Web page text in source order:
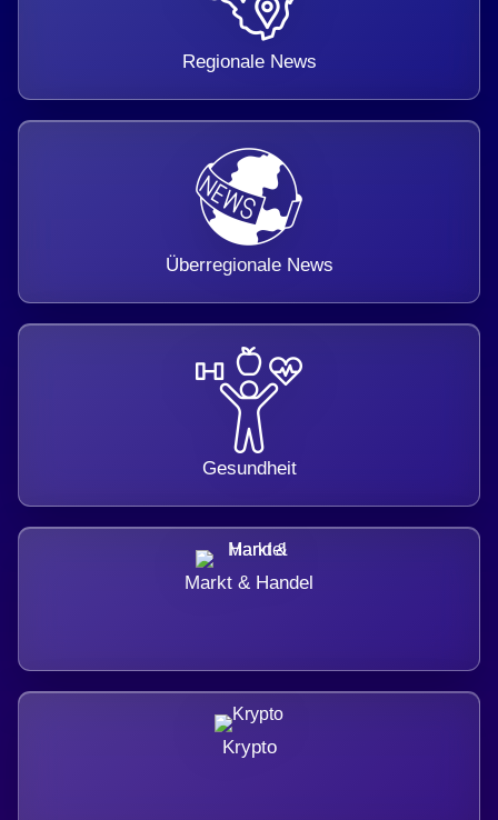
Regionale News
Überregionale News
Gesundheit
Markt & Handel
Krypto